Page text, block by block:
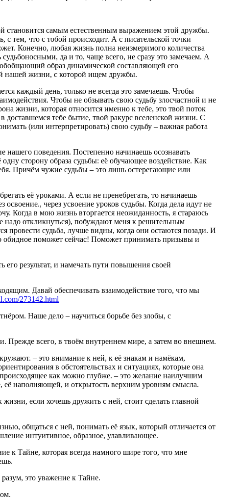
становится самым естественным выражением этой дружбы.
с тем, что с тобой происходит. А с писательской точки
Конечно, любая жизнь полна неизмеримого количества
да и то, чаще всего, не сразу это замечаем. А
образ динамической составляющей его
нашей жизни, с которой ищем дружбы.
каждый день, только не всегда это замечаешь. Чтобы
Чтобы не обзывать свою судьбу злосчастной и не
жизни, которая относится именно к тебе, это твой поток
тебе бытие, твой ракурс вселенской жизни. С
(или интерпретировать) свою судьбу – важная работа
поведения. Постепенно начинаешь осознавать
сторону образа судьбы: её обучающее воздействие. Как
Причём чужие судьбы – это лишь остерегающие или
её уроками. А если не пренебрегать, то начинаешь
через усвоение уроков судьбы. Когда дела идут не
Когда в мою жизнь вторгается неожиданность, я стараюсь
надо откликнуться), побуждают меня к решительным
провести судьба, лучше видны, когда они остаются позади. И
обидное поможет сейчас! Поможет принимать призывы и
результат, и намечать пути повышения своей
Давай обеспечивать взаимодействие того, что мы
273142.html
Наше дело – научиться борьбе без злобы, с
Прежде всего, в твоём внутреннем мире, а затем во внешнем.
– это внимание к ней, к её знакам и намёкам,
в обстоятельствах и ситуациях, которые она
происходящее как можно глубже. – это желание наилучшим
её наполняющей, и открытость верхним уровням смысла.
если хочешь дружить с ней, стоит сделать главной
общаться с ней, понимать её язык, который отличается от
интуитивное, образное, улавливающее.
к Тайне, которая всегда намного шире того, что мне
это уважение к Тайне.